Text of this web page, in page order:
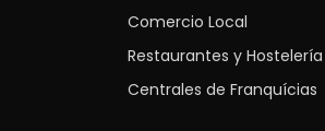
Comercio Local
Restaurantes y Hostelería
Centrales de Franquícias